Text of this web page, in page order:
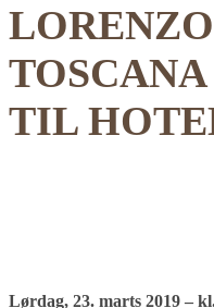
TIL
Lørdag, 23. marts 2019 –